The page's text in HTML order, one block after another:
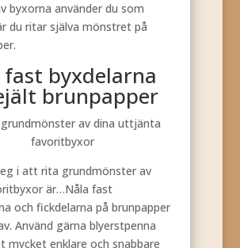
byxorna använder du som
du ritar själva mönstret på
fast byxdelarna
brunpapper
i att rita grundmönster av
är…Nåla fast
och fickdelarna på brunpapper
Använd gärna blyerstpenna
mycket enklare och snabbare